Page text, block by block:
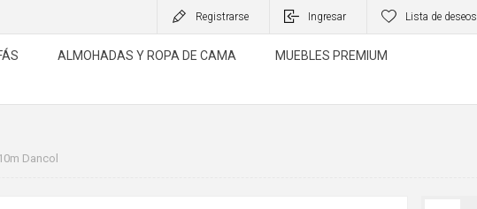
Registrarse Ingresar Lista de deseos
ALMOHADAS Y ROPA DE CAMA
MUEBLES PREMIUM
Dancol